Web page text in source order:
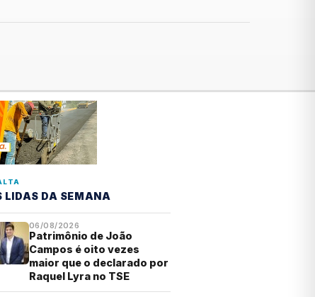
LIDAS DA SEMANA
06/08/2026
Patrimônio de João
Campos é oito vezes
maior que o declarado por
Raquel Lyra no TSE